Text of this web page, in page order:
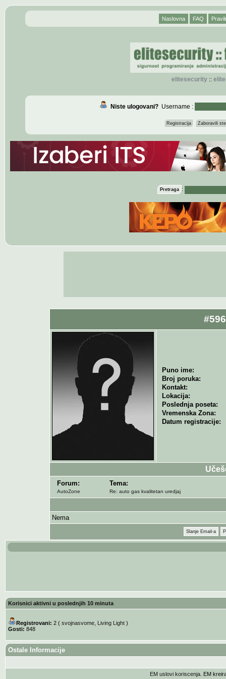
Naslovna FAQ
elitesecurity::
Niste ulogovani?Username :
Registracija Zaboravili
Pretraga :
Puno ime:
Broj poruka:
Kontakt:
Lokacija:
Poslednja poseta:
Vremenska Zona:
Datum registracije:
Forum: Tema:
AutoZone Re: auto gas kvalitetan uredjaj
Nema
Slanje Email-a
Korisnici aktivni u poslednjih 10 minuta
Registrovani: 2 ( svojnasvome, Living Light)
Gosti: 848
Ostale Informacije
EM uslovi koriscenja . EM